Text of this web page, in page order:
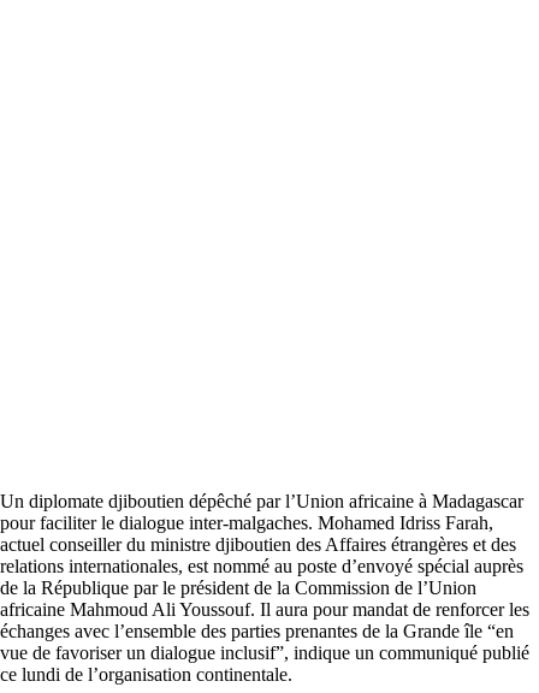
Un diplomate djiboutien dépêché par l’Union africaine à Madagascar
pour faciliter le dialogue inter-malgaches. Mohamed Idriss Farah,
actuel conseiller du ministre djiboutien des Affaires étrangères et des
relations internationales, est nommé au poste d’envoyé spécial auprès
de la République par le président de la Commission de l’Union
africaine Mahmoud Ali Youssouf. Il aura pour mandat de renforcer les
échanges avec l’ensemble des parties prenantes de la Grande île “en
vue de favoriser un dialogue inclusif”, indique un communiqué publié
ce lundi de l’organisation continentale.